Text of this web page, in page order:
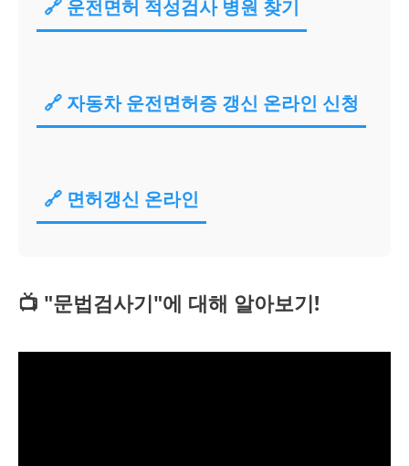
🔗 운전면허 적성검사 병원 찾기
🔗 자동차 운전면허증 갱신 온라인 신청
🔗 면허갱신 온라인
📺 "문법검사기"에 대해 알아보기!